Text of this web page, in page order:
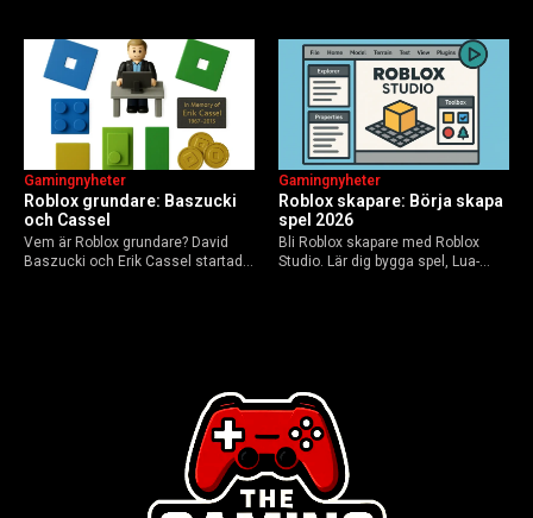
AI-drivna innovationer.
Roblox grundare: Baszucki
och Cassel
Gamingnyheter
Vem är Roblox grundare? David
Baszucki och Erik Cassel startade
Roblox skapare: Börja skapa
spel 2026
Gamingnyheter
Bli Roblox skapare med Roblox
Studio. Lär dig bygga spel, Lua-